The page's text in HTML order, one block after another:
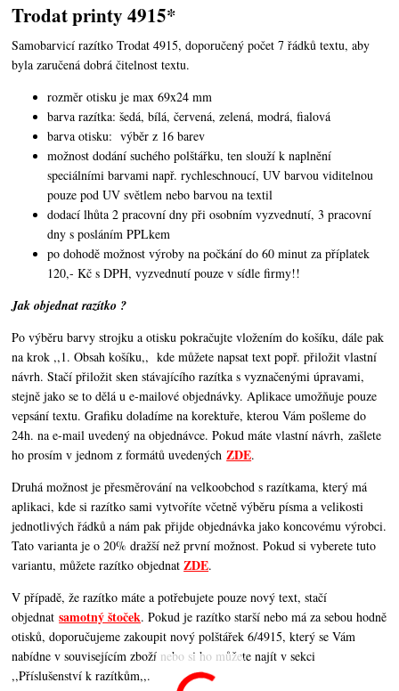
Trodat printy 4915*
Samobarvicí razítko Trodat 4915, doporučený počet 7 řádků textu, aby
byla zaručená dobrá čitelnost textu.
rozměr otisku je max 69x24 mm
barva razítka: šedá, bílá, červená, zelená, modrá, fialová
barva otisku: výběr z 16 barev
možnost dodání suchého polštářku, ten slouží k naplnění
speciálními barvami např. rychleschnoucí, UV barvou viditelnou
pouze pod UV světlem nebo barvou na textil
dodací lhůta 2 pracovní dny při osobním vyzvednutí, 3 pracovní
dny s posláním PPLkem
po dohodě možnost výroby na počkání do 60 minut za příplatek
120,- Kč s DPH, vyzvednutí pouze v sídle firmy!!
Jak objednat razítko ?
Po výběru barvy strojku a otisku pokračujte vložením do košíku, dále pak
na krok ,,1. Obsah košíku,, kde můžete napsat text popř. přiložit vlastní
návrh. Stačí přiložit sken stávajícího razítka s vyznačenými úpravami,
stejně jako se to dělá u e-mailové objednávky. Aplikace umožňuje pouze
vepsání textu. Grafiku doladíme na korektuře, kterou Vám pošleme do
24h. na e-mail uvedený na objednávce. Pokud máte vlastní návrh, zašlete
ho prosím v jednom z formátů uvedenýchZDE.
Druhá možnost je přesměrování na velkoobchod s razítkama, který má
aplikaci, kde si razítko sami vytvoříte včetně výběru písma a velikosti
jednotlivých řádků a nám pak přijde objednávka jako koncovému výrobci.
Tato varianta je o 20% dražší než první možnost. Pokud si vyberete tuto
variantu, můžete razítko objednatZDE.
V případě, že razítko máte a potřebujete pouze nový text, stačí
objednatsamotný štoček. Pokud je razítko starší nebo má za sebou hodně
otisků, doporučujeme zakoupit nový polštářek 6/4915, který se Vám
nabídne v souvisejícím zboží nebo si ho můžete najít v sekci
,,Příslušenství k razítkům,,.